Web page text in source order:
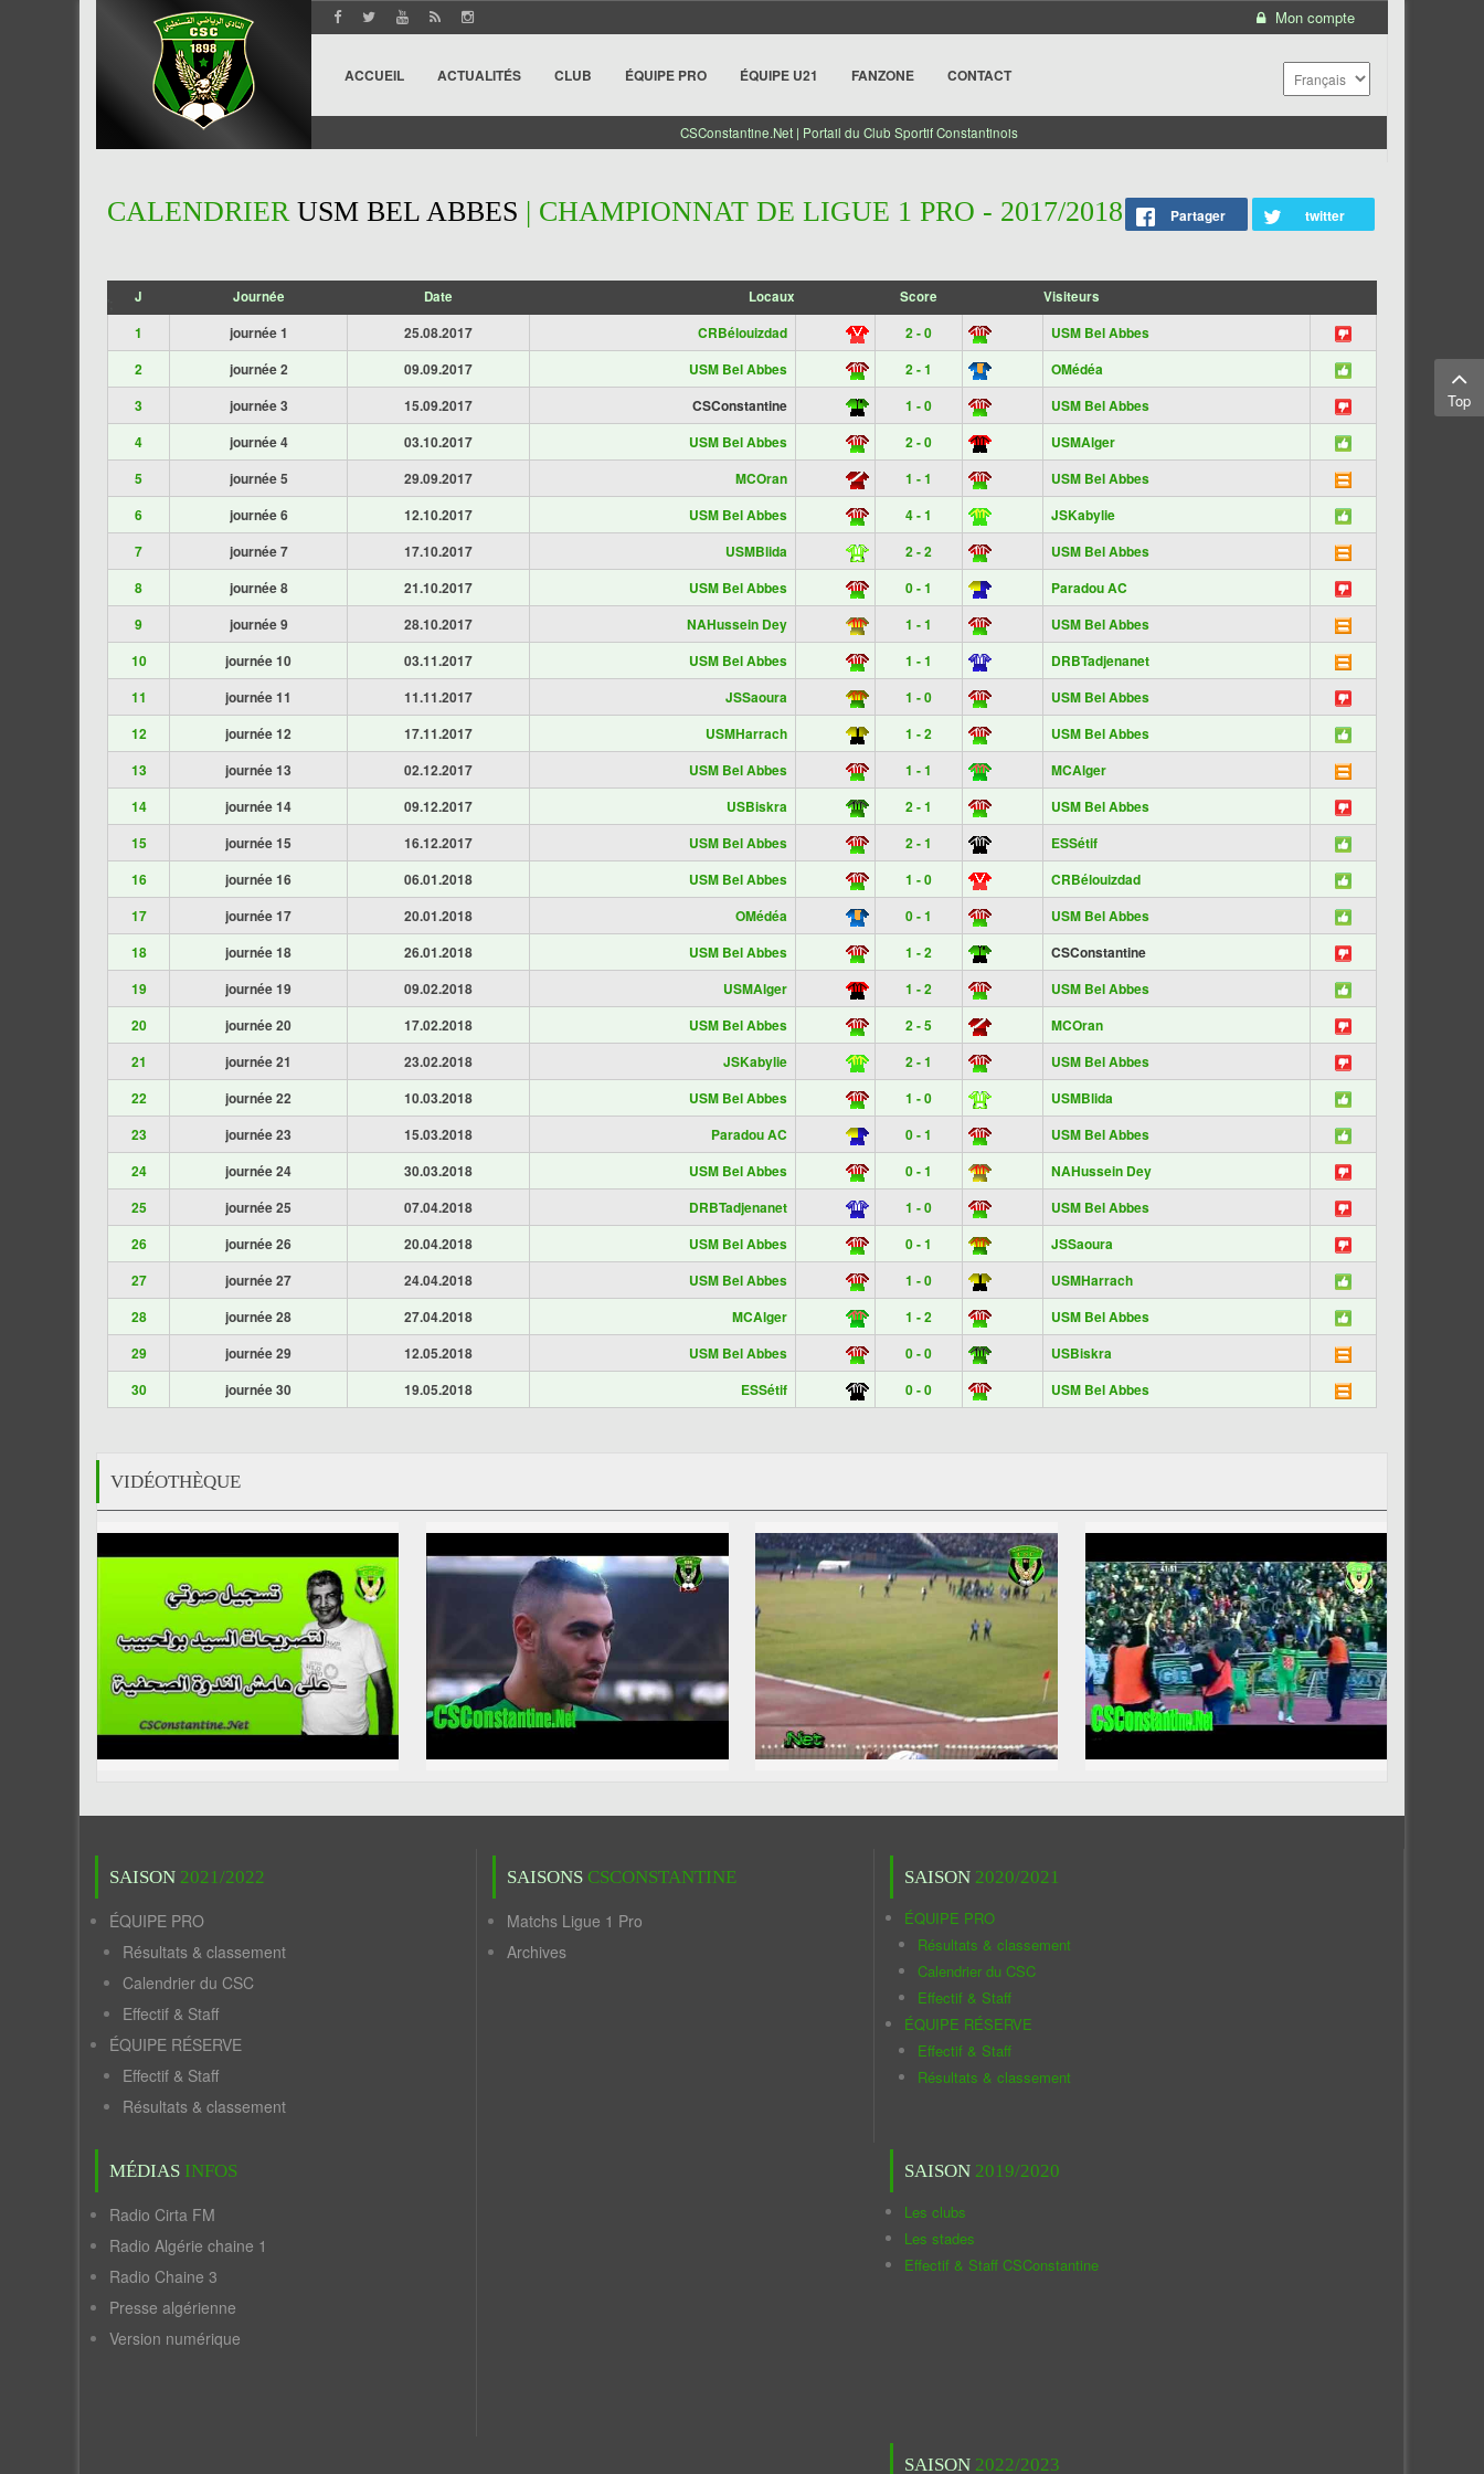
Mon compte
ACCUEIL ACTUALITÉS CLUB ÉQUIPE PRO ÉQUIPE U21 FANZONE CONTACT
CSConstantine.Net | Portail du Club Sportif Constantinois
CALENDRIER USM BEL ABBES | CHAMPIONNAT DE LIGUE 1 PRO - 2017/2018 Partager twitter
J Journée Date Locaux Score Visiteurs
1 journée 1 25.08.2017 CRBélouizdad 2 - 0
USM Bel Abbes
2
journée 2 09.09.2017 USM Bel Abbes 2 - 1
OMédéa
3
journée 3 15.09.2017 CSConstantine 1 - 0
USM Bel Abbes
4
journée 4 03.10.2017 USM Bel Abbes 2 - 0
USMAlger
5
journée 5 29.09.2017 MCOran 1 - 1
USM Bel Abbes
6
journée 6 12.10.2017 USM Bel Abbes 4 - 1
JSKabylie
7
journée 7 17.10.2017 USMBlida 2 - 2
USM Bel Abbes
8
journée 8 21.10.2017 USM Bel Abbes 0 - 1
Paradou AC
9
journée 9 28.10.2017 NAHussein Dey 1 - 1
USM Bel Abbes
10
journée 10 03.11.2017 USM Bel Abbes 1 - 1
DRBTadjenanet
11
journée 11 11.11.2017 JSSaoura 1 - 0
USM Bel Abbes
12
journée 12 17.11.2017 USMHarrach 1 - 2
USM Bel Abbes
13
journée 13 02.12.2017 USM Bel Abbes 1 - 1
MCAlger
14
journée 14 09.12.2017 USBiskra 2 - 1
USM Bel Abbes
15
journée 15 16.12.2017 USM Bel Abbes 2 - 1
ESSétif
16
journée 16 06.01.2018 USM Bel Abbes 1 - 0
CRBélouizdad
17
journée 17 20.01.2018 OMédéa 0 - 1
USM Bel Abbes
18
journée 18 26.01.2018 USM Bel Abbes 1 - 2
CSConstantine
19
journée 19 09.02.2018 USMAlger 1 - 2
USM Bel Abbes
20
journée 20 17.02.2018 USM Bel Abbes 2 - 5
MCOran
21
journée 21 23.02.2018 JSKabylie 2 - 1
USM Bel Abbes
22
journée 22 10.03.2018 USM Bel Abbes 1 - 0
USMBlida
23
journée 23 15.03.2018 Paradou AC 0 - 1
USM Bel Abbes
24
journée 24 30.03.2018 USM Bel Abbes 0 - 1
NAHussein Dey
25
journée 25 07.04.2018 DRBTadjenanet 1 - 0
USM Bel Abbes
26
journée 26 20.04.2018 USM Bel Abbes 0 - 1
JSSaoura
27
journée 27 24.04.2018 USM Bel Abbes 1 - 0
USMHarrach
28
journée 28 27.04.2018 MCAlger 1 - 2
USM Bel Abbes
29
journée 29 12.05.2018 USM Bel Abbes 0 - 0
USBiskra
30
journée 30 19.05.2018 ESSétif 0 - 0 USM Bel Abbes
VIDÉOTHÈQUE
SAISON 2021/2022
ÉQUIPE PRO
Résultats & classement
Calendrier du CSC
Effectif & Staff
ÉQUIPE RÉSERVE
Effectif & Staff
Résultats & classement
MÉDIAS INFOS
Radio Cirta FM
Radio Algérie chaine 1
Radio Chaine 3
Presse algérienne
Version numérique
SAISONS CSCONSTANTINE
Matchs Ligue 1 Pro
Archives
SAISON 2020/2021
ÉQUIPE PRO
Résultats & classement
Calendrier du CSC
Effectif & Staff
ÉQUIPE RÉSERVE
Effectif & Staff
Résultats & classement
SAISON 2019/2020
Les clubs
Les stades
Effectif & Staff CSConstantine
SAISON 2022/2023
Top